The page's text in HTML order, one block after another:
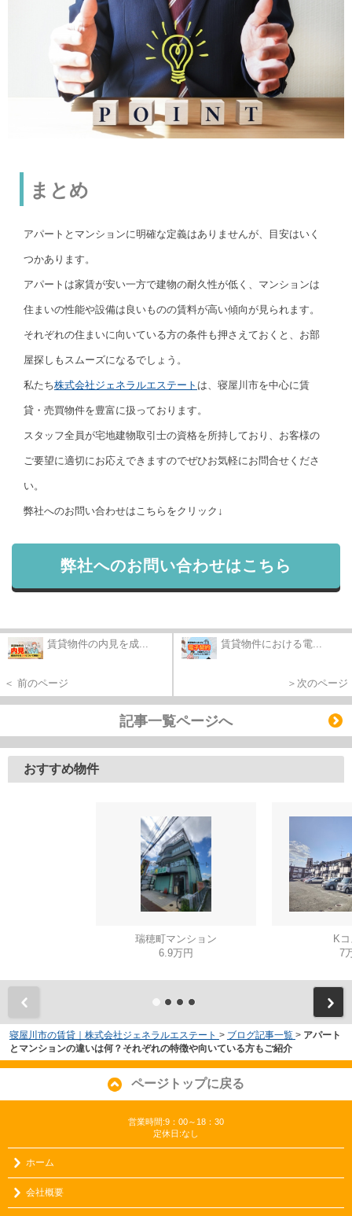
まとめ
アパートとマンションに明確な定義はありませんが、目安はいく
つかあります。
アパートは家賃が安い一方で建物の耐久性が低く、マンションは
住まいの性能や設備は良いものの賃料が高い傾向が見られます。
それぞれの住まいに向いている方の条件も押さえておくと、お部
屋探しもスムーズになるでしょう。
私たち株式会社ジェネラルエステート は、寝屋川市を中心に賃
貸・売買物件を豊富に扱っております。
スタッフ全員が宅地建物取引士の資格を所持しており、お客様の
ご要望に適切にお応えできますのでぜひお気軽にお問合せくださ
い。
弊社へのお問い合わせはこちらをクリック↓
弊社へのお問い合わせはこちら
賃貸物件の内見を成...
＜ 前のページ
賃貸物件における電...
＞次のページ
記事一覧ページへ
おすすめ物件
瑞穂町マンション
6.9万円
K
7
寝屋川市の賃貸｜株式会社ジェネラルエステート > ブログ記事一覧 > アパート
とマンションの違いは何？それぞれの特徴や向いている方もご紹介
ページトップに戻る
営業時間:9：00～18：30
定休日:なし
ホーム
会社概要